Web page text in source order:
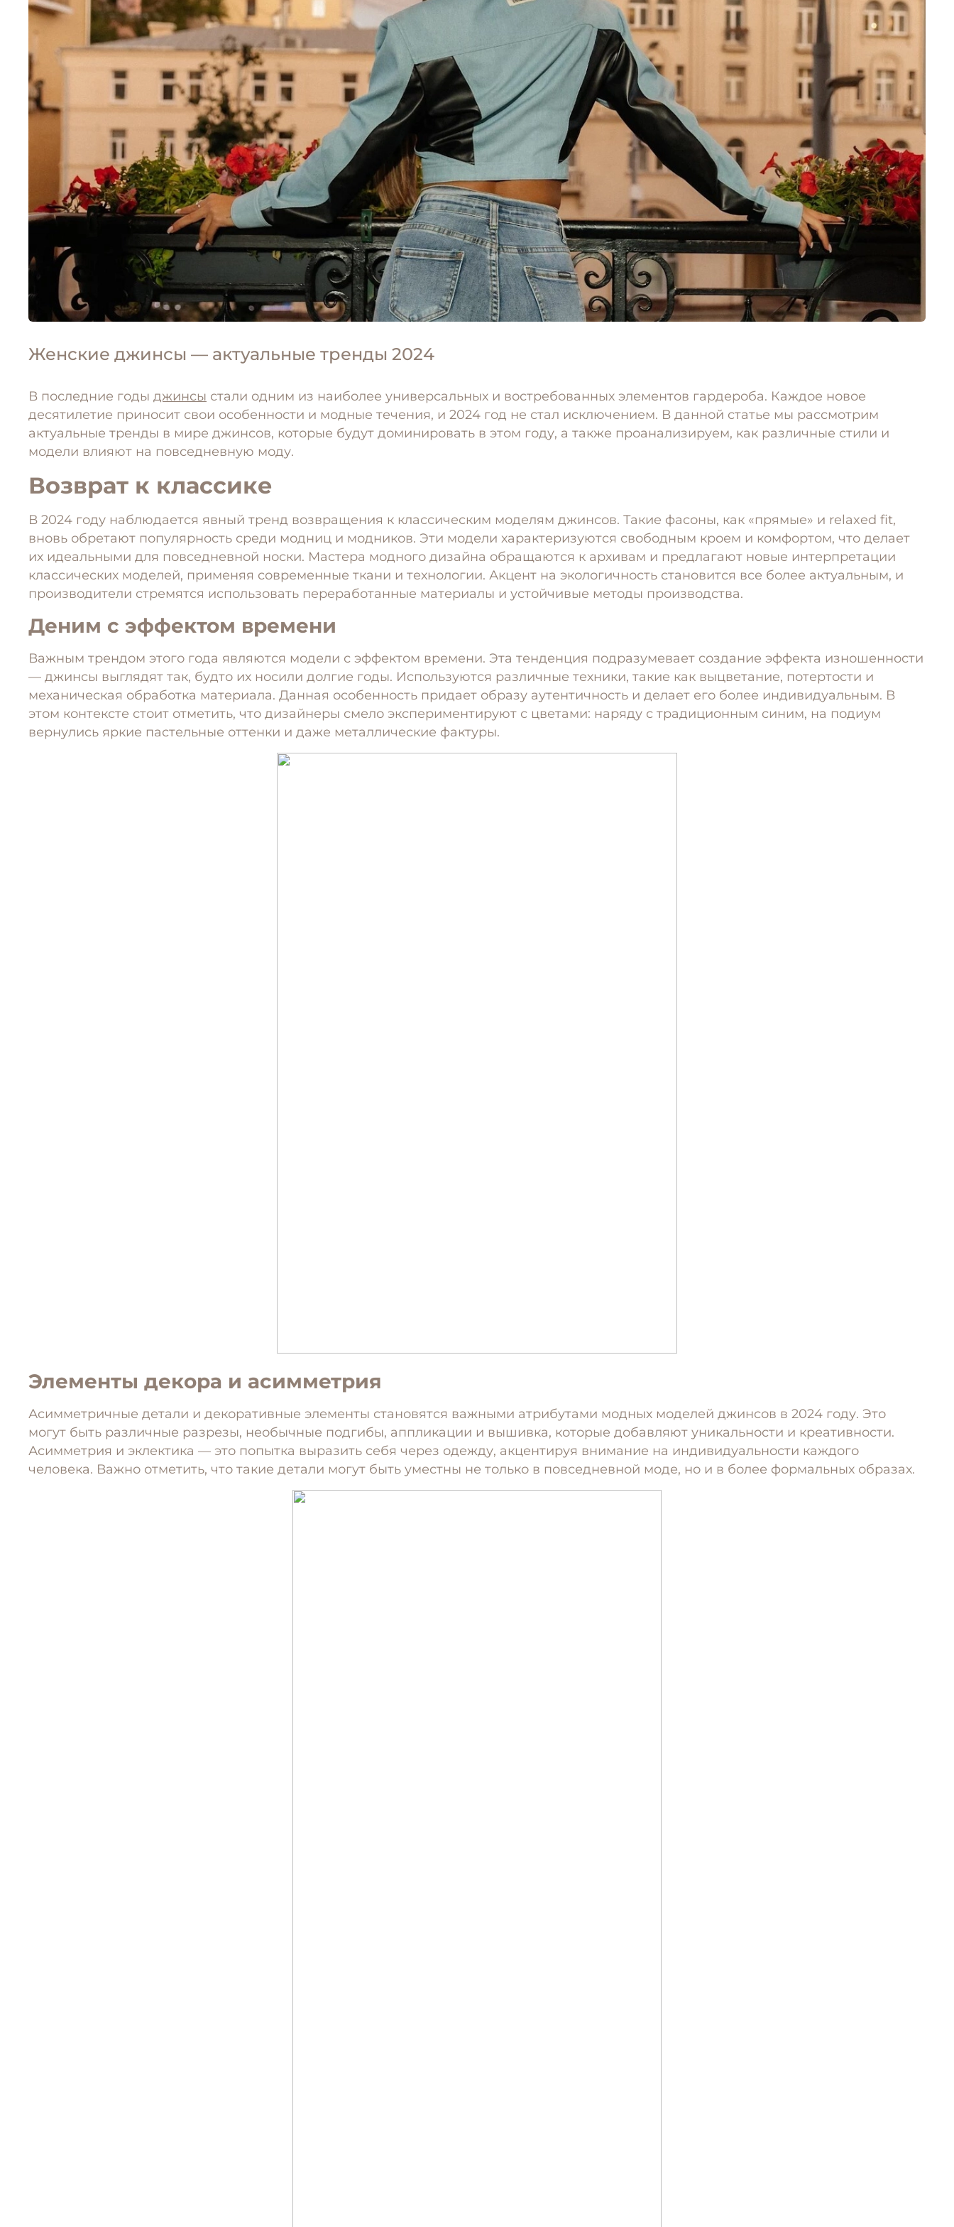
Женские джинсы — актуальные тренды 2024
В последние годы джинсы стали одним из наиболее универсальных и востребованных элементов гардероба. Каждое новое
десятилетие приносит свои особенности и модные течения, и 2024 год не стал исключением. В данной статье мы рассмотрим
актуальные тренды в мире джинсов, которые будут доминировать в этом году, а также проанализируем, как различные стили и
модели влияют на повседневную моду.
Возврат к классике
В 2024 году наблюдается явный тренд возвращения к классическим моделям джинсов. Такие фасоны, как «прямые» и relaxed fit,
вновь обретают популярность среди модниц и модников. Эти модели характеризуются свободным кроем и комфортом, что делает
их идеальными для повседневной носки. Мастера модного дизайна обращаются к архивам и предлагают новые интерпретации
классических моделей, применяя современные ткани и технологии. Акцент на экологичность становится все более актуальным, и
производители стремятся использовать переработанные материалы и устойчивые методы производства.
Деним с эффектом времени
Важным трендом этого года являются модели с эффектом времени. Эта тенденция подразумевает создание эффекта изношенности
— джинсы выглядят так, будто их носили долгие годы. Используются различные техники, такие как выцветание, потертости и
механическая обработка материала. Данная особенность придает образу аутентичность и делает его более индивидуальным. В
этом контексте стоит отметить, что дизайнеры смело экспериментируют с цветами: наряду с традиционным синим, на подиум
вернулись яркие пастельные оттенки и даже металлические фактуры.
Элементы декора и асимметрия
Асимметричные детали и декоративные элементы становятся важными атрибутами модных моделей джинсов в 2024 году. Это
могут быть различные разрезы, необычные подгибы, аппликации и вышивка, которые добавляют уникальности и креативности.
Асимметрия и эклектика — это попытка выразить себя через одежду, акцентируя внимание на индивидуальности каждого
человека. Важно отметить, что такие детали могут быть уместны не только в повседневной моде, но и в более формальных образах.